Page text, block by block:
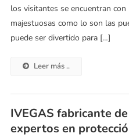
los visitantes se encuentran
majestuosas como lo son las
puede ser divertido para […]
Leer más ..
IVEGAS fabricante
expertos en